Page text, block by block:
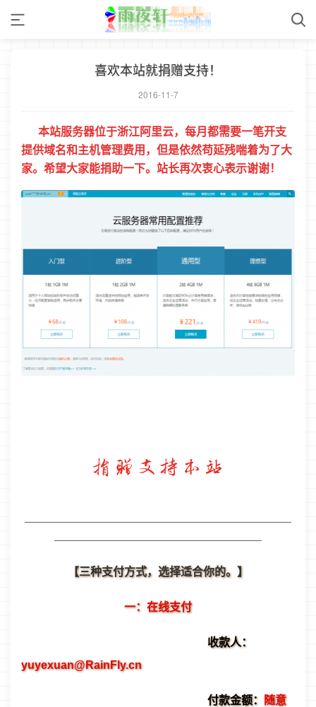
喜欢本站就捐赠支持！
2016-11-7
本站服务器位于浙江阿里云，每月都需要一笔开支
提供域名和主机管理费用，但是依然苟延残喘着为了大
家。希望大家能捐助一下。站长再次衷心表示谢谢！
———————————————————————————
—————————————————————
【三种支付方式，选择适合你的。】
一：在线支付
收款人：
yuyexuan@RainFly.cn
付款金额：
随意